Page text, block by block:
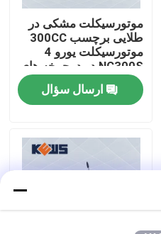
موتورسیکلت مشکی در
طلایی برچسب 300CC
موتورسیکلت یورو 4
NC300S در دوچرخه های
خاکی جاده
ارسال سؤال